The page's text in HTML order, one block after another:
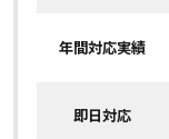
年間対応実績
即日対応